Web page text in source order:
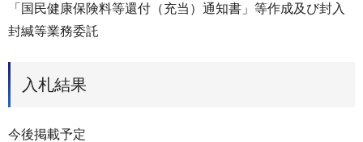
「国民健康保険料等還付（充当）通知書」等作成及び封入
封緘等業務委託
入札結果
今後掲載予定